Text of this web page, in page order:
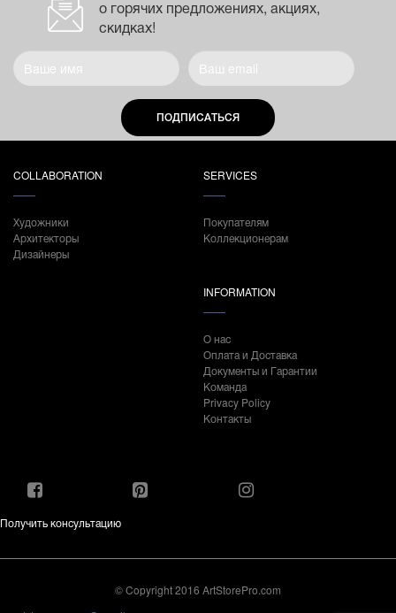
о горячих предложениях, акциях,
скидках!
ПОДПИСАТЬСЯ
COLLABORATION
Художники
Архитекторы
Дизайнеры
SERVICES
Покупателям
Коллекционерам
INFORMATION
О нас
Оплата и Доставка
Документы и Гарантии
Команда
Privacy Policy
Контакты
Получить консультацию
© Copyright 2016 ArtStorePro.com